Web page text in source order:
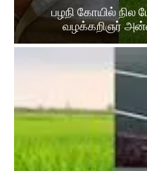
பழநி கோயில் நில
வழக்கறிஞர்